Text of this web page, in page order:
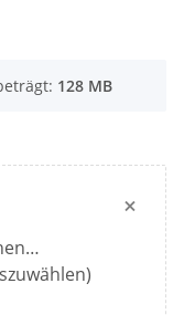
128 MB
×